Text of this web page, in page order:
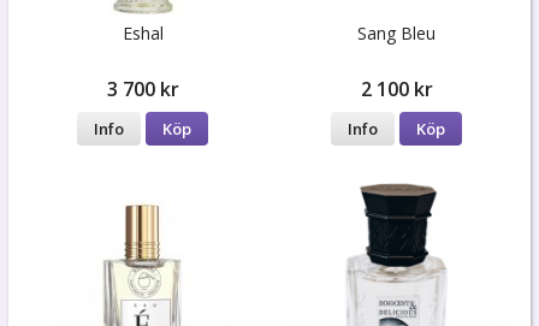
Eshal
3 700 kr
Info Köp
Sang Bleu
2 100 kr
Info Köp